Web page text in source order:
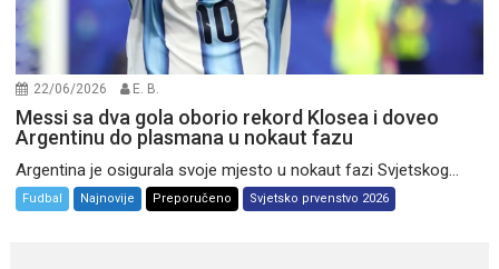
22/06/2026 E. B.
Messi sa dva gola oborio rekord Klosea i doveo
Argentinu do plasmana u nokaut fazu
Argentina je osigurala svoje mjesto u nokaut fazi Svjetskog...
Fudbal Najnovije Preporučeno Svjetsko prvenstvo 2026